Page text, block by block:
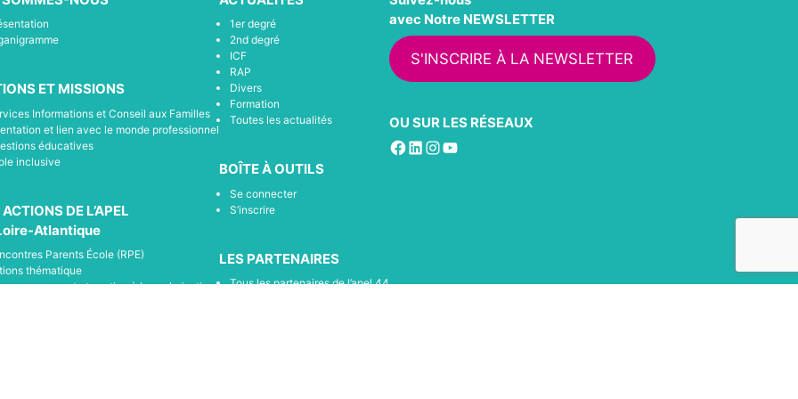
ET MISSIONS
Informations et Conseil aux Familles
et lien avec le monde professionnel
éducatives
inclusive
DE L’APEL
Atlantique
Parents École (RPE)
thématique
et soutien à la scolarisation
1er degré
2nd degré
ICF
RAP
Divers
Formation
Toutes les actualités
BOÎTE À OUTILS
Se connecter
S’inscrire
LES PARTENAIRES
Tous les partenaires de l’apel 44
avec Notre NEWSLETTER
S'INSCRIRE À LA NEWSLETTER
OU SUR LES RÉSEAUX
Facebook
LinkedIn
Instagram
YouTube